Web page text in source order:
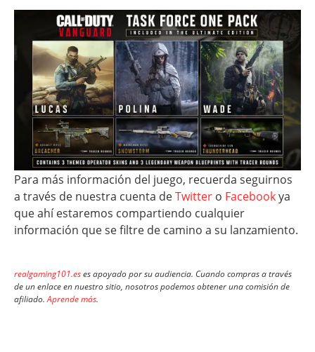
Para más información del juego, recuerda seguirnos
a través de nuestra cuenta deTwitter o Facebookya
que ahí estaremos compartiendo cualquier
información que se filtre de camino a su lanzamiento.
realgaming101.eses apoyado por su audiencia. Cuando compras a través
de un enlace en nuestro sitio, nosotros podemos obtener una comisión de
afiliado.Aprende más.